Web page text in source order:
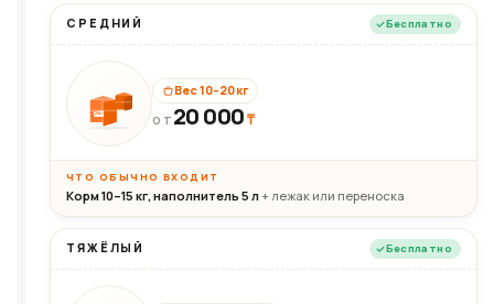
СРЕДНИЙ Бесплатно
20кг
Вес 10–20 кг
ОТ 20 000₸
ЧТО ОБЫЧНО ВХОДИТ
Корм 10–15 кг, наполнитель 5 л+ лежак или переноска
ТЯЖЁЛЫЙ Бесплатно